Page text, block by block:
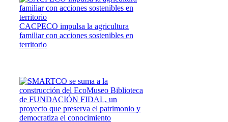
CACPECO impulsa la agricultura
familiar con acciones sostenibles en
territorio